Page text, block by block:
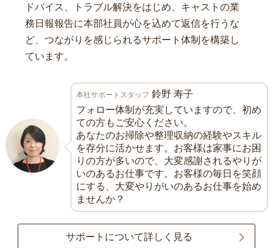
ドバイス、トラブル解決をはじめ、キャストの業
務日報報告に本部社員が心を込めて返信を行うな
ど、つながりを感じられるサポート体制を構築し
ています。
本社サポートスタッフ 鈴野 寿子
フォロー体制が充実していますので、初め
ての方もご安心ください。
あなたのお掃除や整理収納の経験やスキル
を存分に活かせます。お客様は家事にお困
りの方が多いので、大変感謝されるやりが
いのあるお仕事です。お客様の毎日を笑顔
にする、大変やりがいのあるお仕事を始め
ませんか？
サポートについて詳しく見る